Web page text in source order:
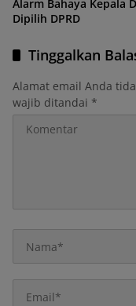
Alarm Bahaya Kepala
Dipilih DPRD
Tinggalkan
Alamat email Anda
wajib ditandai *